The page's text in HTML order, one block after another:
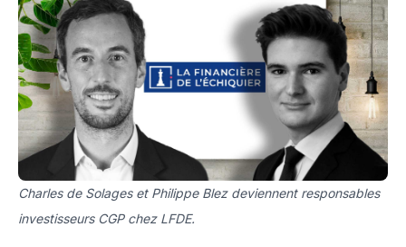
Charles de Solages et Philippe Blez deviennent responsables
investisseurs CGP chez LFDE.